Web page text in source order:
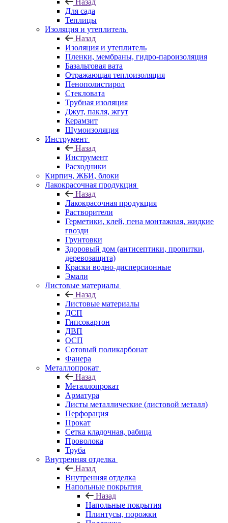
Назад
Для сада
Теплицы
Изоляция и утеплитель
Назад
Изоляция и утеплитель
Пленки, мембраны, гидро-пароизоляция
Базальтовая вата
Отражающая теплоизоляция
Пенополистирол
Стекловата
Трубная изоляция
Джут, пакля, жгут
Керамзит
Шумоизоляция
Инструмент
Назад
Инструмент
Расходники
Кирпич, ЖБИ, блоки
Лакокрасочная продукция
Назад
Лакокрасочная продукция
Растворители
Герметики, клей, пена монтажная, жидкие
гвозди
Грунтовки
Здоровый дом (антисептики, пропитки,
деревозащита)
Краски водно-дисперсионные
Эмали
Листовые материалы
Назад
Листовые материалы
ДСП
Гипсокартон
ДВП
ОСП
Сотовый поликарбонат
Фанера
Металлопрокат
Назад
Металлопрокат
Арматура
Листы металлические (листовой металл)
Перфорация
Прокат
Сетка кладочная, рабица
Проволока
Труба
Внутренняя отделка
Назад
Внутренняя отделка
Напольные покрытия
Назад
Напольные покрытия
Плинтусы, порожки